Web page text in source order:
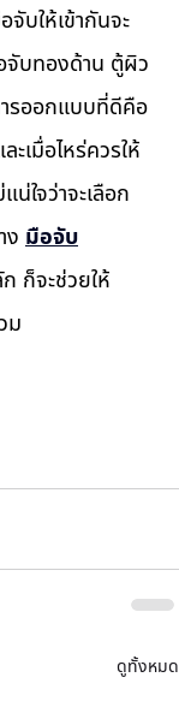
บให้เข้ากันจะ
จับทองด้าน ตู้ผิว
ารออกแบบที่ดีคือ
ะเมื่อไหร่ควรให้
ใจว่าจะเลือก
ง มือจับ
ก็จะช่วยให้
ม
ดูทั้งหมด